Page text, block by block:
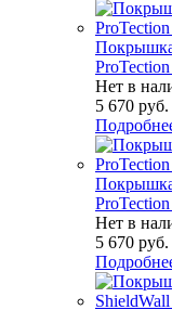
Нет в
5 670 руб.
Нет в
5 670 руб.